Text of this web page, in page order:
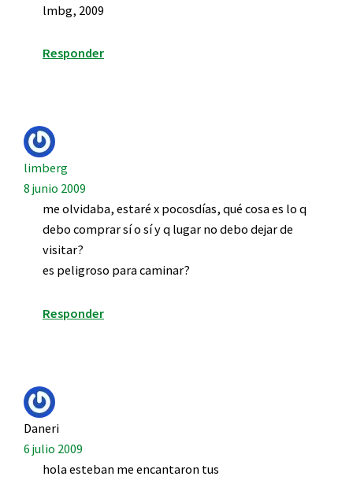
lmbg, 2009
Responder
limberg
8 junio 2009
me olvidaba, estaré x pocosdías, qué cosa es lo q
debo comprar sí o sí y q lugar no debo dejar de
visitar?
es peligroso para caminar?
Responder
Daneri
6 julio 2009
hola esteban me encantaron tus